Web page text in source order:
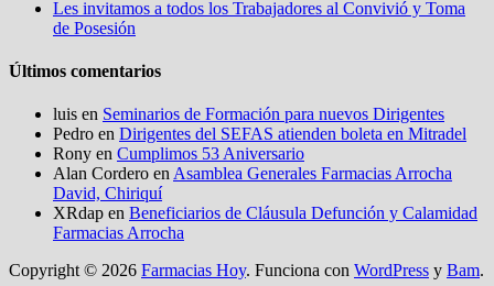
Les invitamos a todos los Trabajadores al Convivió y Toma
de Posesión
Últimos comentarios
luis en Seminarios de Formación para nuevos Dirigentes
Pedro en Dirigentes del SEFAS atienden boleta en Mitradel
Rony en Cumplimos 53 Aniversario
Alan Cordero enAsamblea Generales Farmacias Arrocha
David, Chiriquí
XRdap en Beneficiarios de Cláusula Defunción y Calamidad
Farmacias Arrocha
Copyright © 2026 Farmacias Hoy. Funciona con WordPress y Bam.